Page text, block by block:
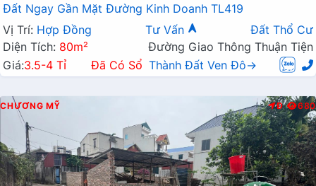
Đất Ngay Gần Mặt Đường Kinh Doanh TL419
Vị Trí: Hợp Đồng Tư Vấn
Đất Thổ Cư
Diện Tích: 80m²
Đường Giao Thông Thuận Tiện
Giá:3.5-4 Tỉ Đã Có Sổ Thành Đất Ven Đô→
CHƯƠNG MỸ Đ 680